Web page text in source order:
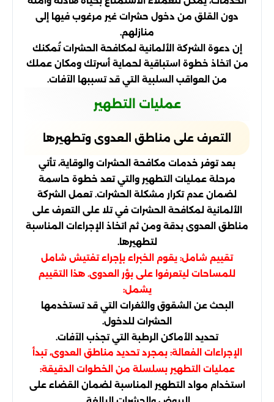
دون القلق من دخول حشرات غير مرغوب فيها إلى
منازلهم.
إن دعوة الشركة الألمانية لمكافحة الحشرات تُمكنك
من اتخاذ خطوة استباقية لحماية أسرتك ومكان عملك
من العواقب السلبية التي قد تسببها الآفات.
عمليات التطهير
التعرف على مناطق العدوى وتطهيرها
بعد توفر خدمات مكافحة الحشرات والوقاية، تأتي
مرحلة عمليات التطهير والتي تعد خطوة حاسمة
لضمان عدم تكرار مشكلة الحشرات. تعمل الشركة
الألمانية لمكافحة الحشرات في تلا على التعرف على
مناطق العدوى بدقة ومن ثم اتخاذ الإجراءات المناسبة
لتطهيرها.
تقييم شامل: يقوم الخبراء بإجراء تفتيش شامل
للمساحات ليتعرفوا على بؤر العدوى. هذا التقييم
يشمل:
البحث عن الشقوق والثغرات التي قد تستخدمها
الحشرات للدخول.
تحديد الأماكن الرطبة التي تجذب الآفات.
الإجراءات الفعالة: بمجرد تحديد مناطق العدوى، تبدأ
عمليات التطهير بسلسلة من الخطوات الدقيقة:
استخدام مواد التطهير المناسبة لضمان القضاء على